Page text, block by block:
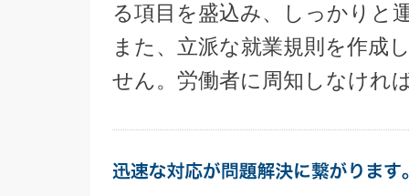
る項目を盛込み、しっかりと
また、立派な就業規則を作成
せん。労働者に周知しなけれ